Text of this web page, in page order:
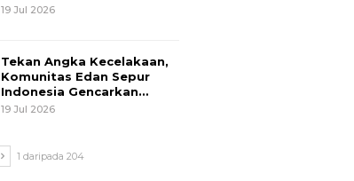
19 Jul 2026
Tekan Angka Kecelakaan,
Komunitas Edan Sepur
Indonesia Gencarkan…
19 Jul 2026
1 daripada 204